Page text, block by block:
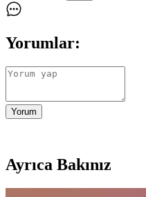
Yorumlar:
Yorum
Ayrıca Bakınız